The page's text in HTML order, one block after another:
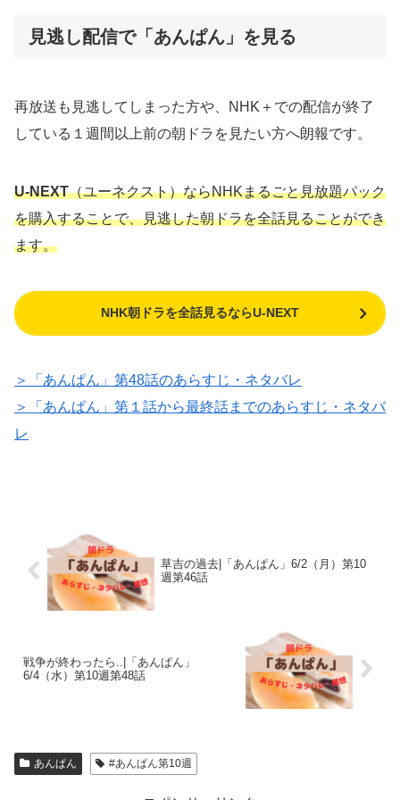
見逃し配信で「あんぱん」を見る
再放送も見逃してしまった方や、NHK＋での配信が終了
している１週間以上前の朝ドラを見たい方へ朗報です。
U-NEXT（ユーネクスト）ならNHKまるごと見放題パック
を購入することで、見逃した朝ドラを全話見ることができ
ます。
NHK朝ドラを全話見るならU-NEXT
＞「あんぱん」第48話のあらすじ・ネタバレ
＞「あんぱん」第１話から最終話までのあらすじ・ネタバ
レ
草吉の過去|「あんぱん」6/2（月）第10
週第46話
戦争が終わったら..|「あんぱん」
6/4（水）第10週第48話
あんぱん #あんぱん第10週